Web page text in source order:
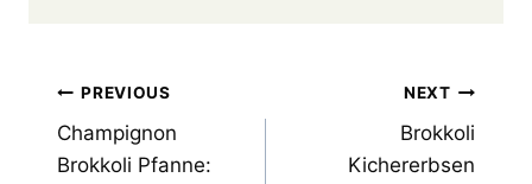
Post
navigation
PREVIOUS
Champignon
Brokkoli Pfanne:
NEXT
Brokkoli
Kichererbsen